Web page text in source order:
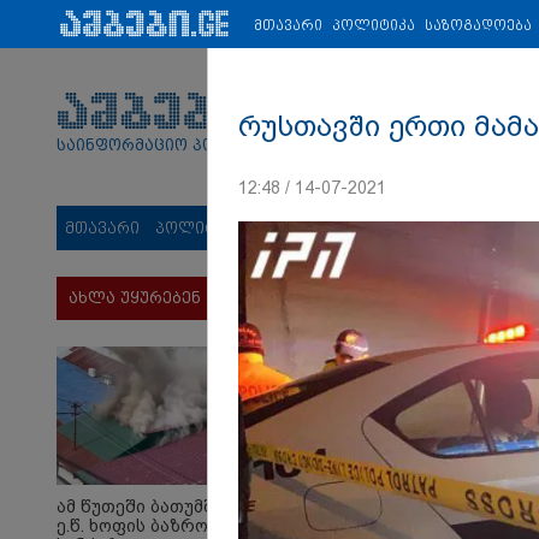
პარტნიორები: ახალი ამბები ეკონომიკა ვიდეო
საინფორმაციო პორტალი
მთავარი პოლიტიკა საზოგადოება
ახლა უყურებენ
ამ წუთეში ბათუმში,
ე.წ. ხოფის ბაზრობაზე
მთავარი პოლიტიკა საზოგადოება
რუსთავში ერთი
12:48 / 14-07-2021